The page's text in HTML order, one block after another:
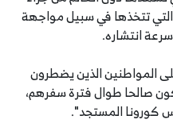
التي تتخذها في سبيل مواجهة
انتشاره.
المواطنين الذين يضطرون
صالحا طوال فترة سفرهم،
كورونا المستجد".